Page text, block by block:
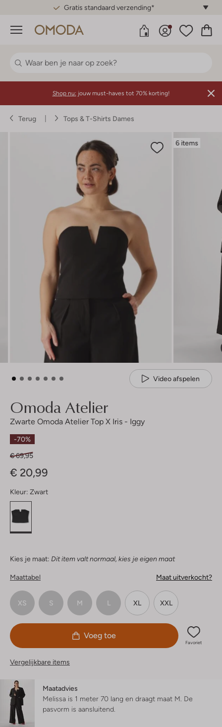
Gratis standaard verzending*
Menu
Shop nu: jouw must-haves tot 70% korting!
Terug Tops & T-Shirts Dames
6 items
Video afspelen
Omoda Atelier
Zwarte Omoda Atelier Top X Iris - Iggy
-70%
€ 69,95
€ 20,99
Kleur: Zwart
Kies je maat: Dit item valt normaal, kies je eigen maat
Maattabel Maat uitverkocht?
XS S M L XL XXL
Voeg toe
Favoriet
Vergelijkbare items
Maatadvies
Melissa is 1 meter 70 lang en draagt maat M. De
pasvorm is aansluitend